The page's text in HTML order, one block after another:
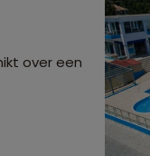
over een